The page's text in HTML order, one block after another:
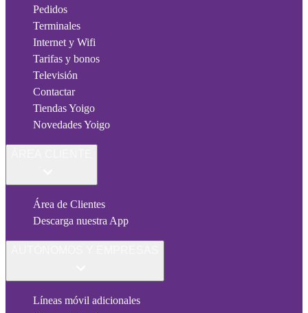
Pedidos
Terminales
Internet y Wifi
Tarifas y bonos
Televisión
Contactar
Tiendas Yoigo
Novedades Yoigo
Área de Clientes
Descarga nuestra App
Líneas móvil adicionales